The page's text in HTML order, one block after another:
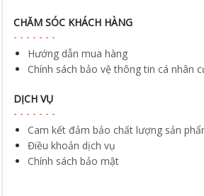
CHĂM SÓC KHÁCH HÀNG
Hướng dẫn mua hàng
Chính sách bảo vệ thông tin cá nhân
DỊCH VỤ
Cam kết đảm bảo chất lượng sản
Điều khoản dịch vụ
Chính sách bảo mật